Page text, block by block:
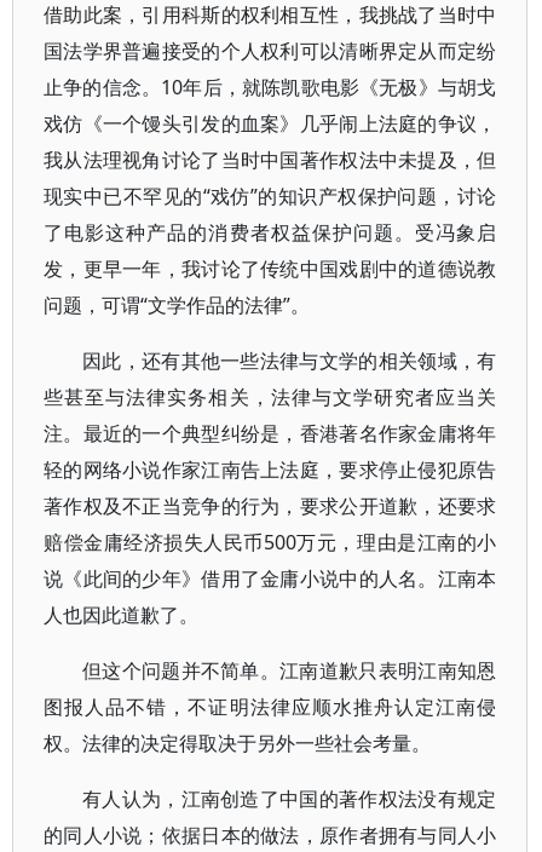
借助此案，引用科斯的权利相互性，我挑战了当时中
国法学界普遍接受的个人权利可以清晰界定从而定纷
止争的信念。10年后，就陈凯歌电影《无极》与胡戈
戏仿《一个馒头引发的血案》几乎闹上法庭的争议，
我从法理视角讨论了当时中国著作权法中未提及，但
现实中已不罕见的“戏仿”的知识产权保护问题，讨论
了电影这种产品的消费者权益保护问题。受冯象启
发，更早一年，我讨论了传统中国戏剧中的道德说教
问题，可谓“文学作品的法律”。
因此，还有其他一些法律与文学的相关领域，有
些甚至与法律实务相关，法律与文学研究者应当关
注。最近的一个典型纠纷是，香港著名作家金庸将年
轻的网络小说作家江南告上法庭，要求停止侵犯原告
著作权及不正当竞争的行为，要求公开道歉，还要求
赔偿金庸经济损失人民币500万元，理由是江南的小
说《此间的少年》借用了金庸小说中的人名。江南本
人也因此道歉了。
但这个问题并不简单。江南道歉只表明江南知恩
图报人品不错，不证明法律应顺水推舟认定江南侵
权。法律的决定得取决于另外一些社会考量。
有人认为，江南创造了中国的著作权法没有规定
的同人小说；依据日本的做法，原作者拥有与同人小